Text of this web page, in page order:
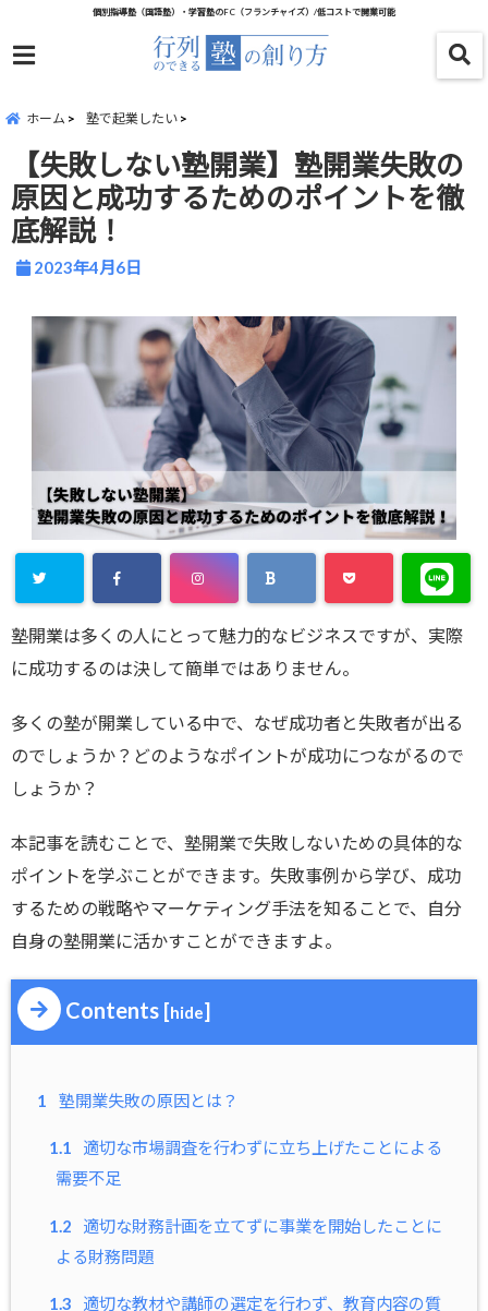
個別指導塾（国語塾）・学習塾のFC（フランチャイズ）/低コストで開業可能
menu
ホーム 塾で起業したい
【失敗しない塾開業】塾開業失敗の
原因と成功するためのポイントを徹
底解説！
2023年4月6日
塾開業は多くの人にとって魅力的なビジネスですが、実際
に成功するのは決して簡単ではありません。
多くの塾が開業している中で、なぜ成功者と失敗者が出る
のでしょうか？どのようなポイントが成功につながるので
しょうか？
本記事を読むことで、塾開業で失敗しないための具体的な
ポイントを学ぶことができます。失敗事例から学び、成功
するための戦略やマーケティング手法を知ることで、自分
自身の塾開業に活かすことができますよ。
Contents [hide]
1 塾開業失敗の原因とは？
1.1
適切な市場調査を行わずに立ち上げたことによる
需要不足
1.2
適切な財務計画を立てずに事業を開始したことに
よる財務問題
1.3
適切な教材や講師の選定を行わず、教育内容の質